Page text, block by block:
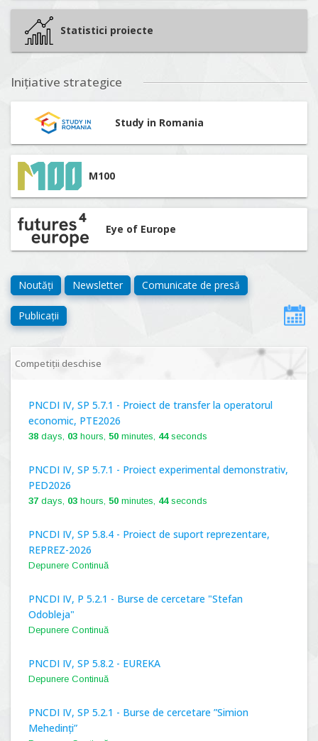
Statistici proiecte
Inițiative strategice
Study in Romania
M100
Eye of Europe
Noutăți Newsletter Comunicate de presă
Publicații
Competiții deschise
PNCDI IV, SP 5.7.1 - Proiect de transfer la operatorul
economic, PTE2026
38 days, 03 hours, 50 minutes, 43seconds
PNCDI IV, SP 5.7.1 - Proiect experimental demonstrativ,
PED2026
37 days, 03 hours, 50 minutes, 43seconds
PNCDI IV, SP 5.8.4 - Proiect de suport reprezentare,
REPREZ-2026
Depunere Continuă
PNCDI IV, P 5.2.1 - Burse de cercetare "Stefan
Odobleja"
Depunere Continuă
PNCDI IV, SP 5.8.2 - EUREKA
Depunere Continuă
PNCDI IV, SP 5.2.1 - Burse de cercetare ”Simion
Mehedinți”